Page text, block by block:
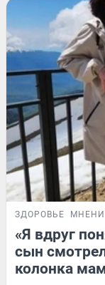
ЗДОРОВЬЕ
«Я вдруг
сын
колонка